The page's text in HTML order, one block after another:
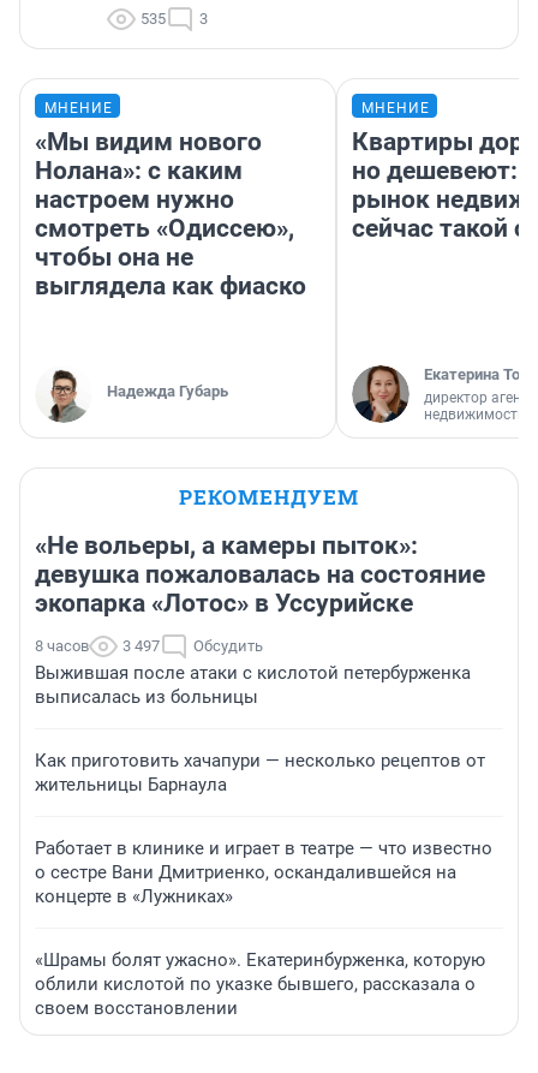
535 3
МНЕНИЕ
«Мы видим нового
Нолана»: с каким
настроем нужно
смотреть «Одиссею»,
чтобы она не
выглядела как фиаско
Надежда Губарь
МНЕНИЕ
Квартиры
но дешевеют:
рынок
сейчас такой
Екатерина
директор
недвижимости
РЕКОМЕНДУЕМ
«Не вольеры, а камеры пыток»:
девушка пожаловалась на состояние
экопарка «Лотос» в Уссурийске
8 часов 3 497 Обсудить
Выжившая после атаки с кислотой петербурженка
выписалась из больницы
Как приготовить хачапури — несколько рецептов от
жительницы Барнаула
Работает в клинике и играет в театре — что известно
о сестре Вани Дмитриенко, оскандалившейся на
концерте в «Лужниках»
«Шрамы болят ужасно». Екатеринбурженка, которую
облили кислотой по указке бывшего, рассказала о
своем восстановлении